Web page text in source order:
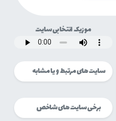
موزیک انتخابی سایت
سایت های مرتبط و یا مشابه
برخی سایت های شاخص